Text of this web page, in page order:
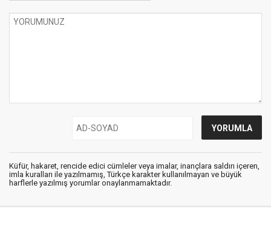
Küfür, hakaret, rencide edici cümleler veya imalar, inançlara saldırı içeren,
imla kuralları ile yazılmamış, Türkçe karakter kullanılmayan ve büyük
harflerle yazılmış yorumlar onaylanmamaktadır.